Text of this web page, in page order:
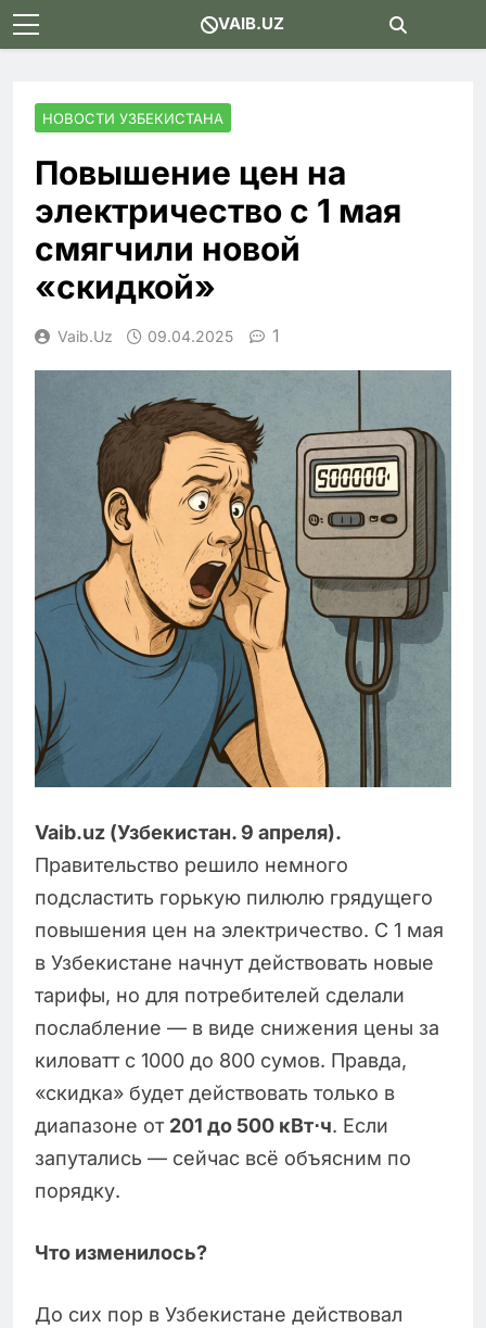
Skip
to
VAIB.UZ
НОВОСТИ УЗБЕКИСТАНА
Повышение цен на
электричество с 1 мая
смягчили новой
«скидкой»
Vaib.uz 09.04.2025 1
Vaib.uz (Узбекистан. 9 апреля).
Правительство решило немного
подсластить горькую пилюлю грядущего
повышения цен на электричество. С 1 мая
в Узбекистане начнут действовать новые
тарифы, но для потребителей сделали
послабление — в виде снижения цены за
киловатт с 1000 до 800 сумов. Правда,
«скидка» будет действовать только в
диапазоне от 201 до 500 кВт⋅ч. Если
запутались — сейчас всё объясним по
порядку.
Что изменилось?
До сих пор в Узбекистане действовал